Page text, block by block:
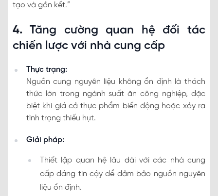
tạo và gắn kết.”
4.Tăng cường quan hệ đối tác
chiến lược với nhà cung cấp
Thực trạng:
Nguồn cung nguyên liệu không ổn định là thách
thức lớn trong ngành suất ăn công nghiệp, đặc
biệt khi giá cả thực phẩm biến động hoặc xảy ra
tình trạng thiếu hụt.
Giải pháp:
Thiết lập quan hệ lâu dài với các nhà cung
cấp đáng tin cậy để đảm bảo nguồn nguyên
liệu ổn định.